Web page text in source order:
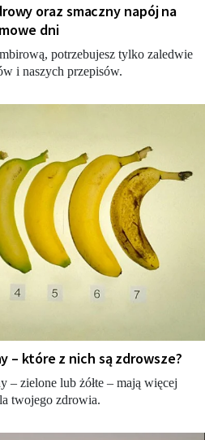
oraz smaczny napój na
dni
potrzebujesz tylko zaledwie
i naszych przepisów.
– które z nich są zdrowsze?
– zielone lub żółte – mają więcej
twojego zdrowia.